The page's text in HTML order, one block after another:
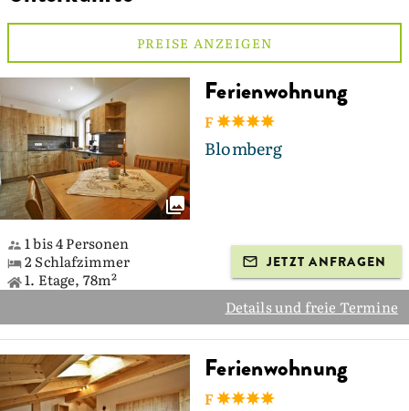
PREISE ANZEIGEN
Ferienwohnung
F
Blomberg
1 bis 4 Personen
2 Schlafzimmer
1. Etage, 78m²
JETZT ANFRAGEN
Details und freie Termine
Ferienwohnung
F